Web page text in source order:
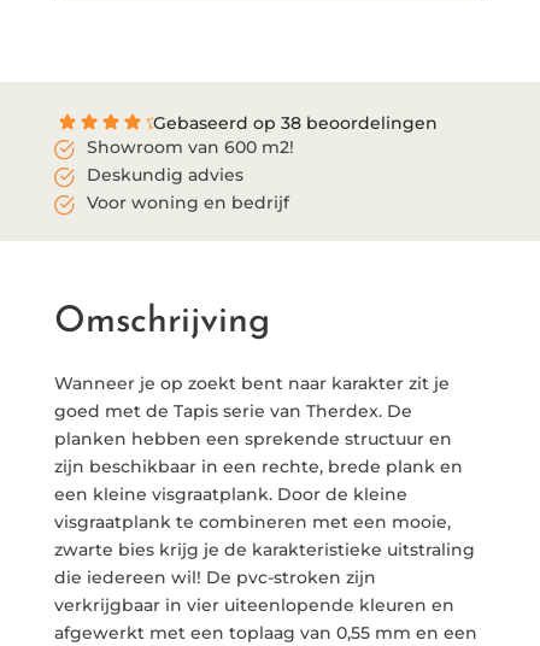
Gebaseerd op 38 beoordelingen
Showroom van 600 m2!
Deskundig advies
Voor woning en bedrijf
Omschrijving
Wanneer je op zoekt bent naar karakter zit je
goed met de Tapis serie van Therdex. De
planken hebben een sprekende structuur en
zijn beschikbaar in een rechte, brede plank en
een kleine visgraatplank. Door de kleine
visgraatplank te combineren met een mooie,
zwarte bies krijg je de karakteristieke uitstraling
die iedereen wil! De pvc-stroken zijn
verkrijgbaar in vier uiteenlopende kleuren en
afgewerkt met een toplaag van 0,55 mm en een